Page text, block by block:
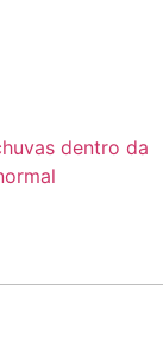
dentro da